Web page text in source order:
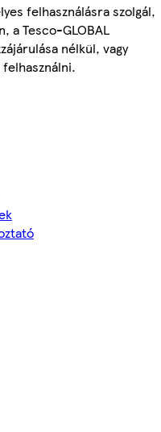
felhasználásra szolgál,
a Tesco-GLOBAL
nélkül, vagy